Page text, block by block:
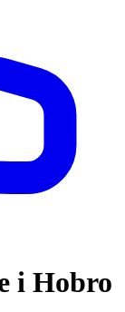
i Hobro